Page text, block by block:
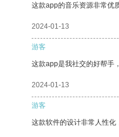
这款app的音乐资源非常优
2024-01-13
游客
这款app是我社交的好帮手
2024-01-13
游客
这款软件的设计非常人性化